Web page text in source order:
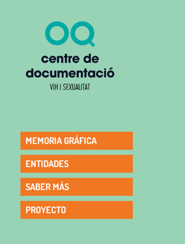
MEMORIA GRÁFICA
ENTIDADES
SABER MÁS
PROYECTO